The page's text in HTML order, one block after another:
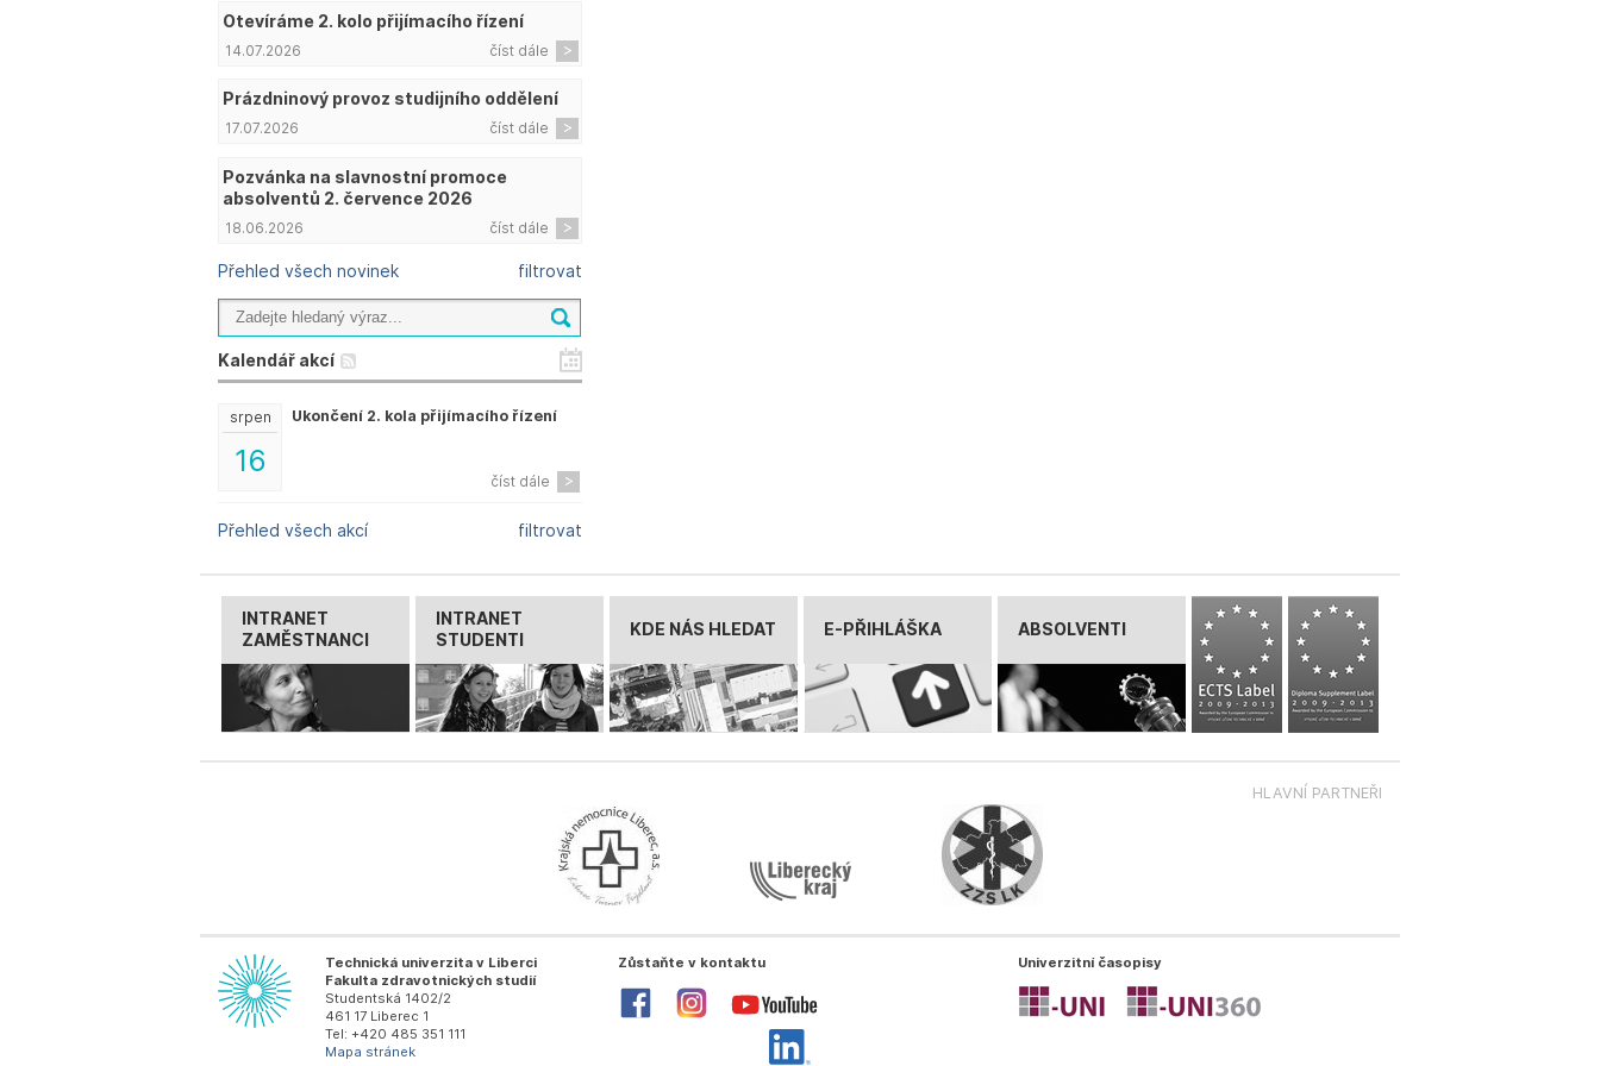
Otevíráme 2. kolo přijímacího řízení
číst dále
14.07.2026
Prázdninový provoz studijního oddělení
číst dále
17.07.2026
Pozvánka na slavnostní promoce
absolventů 2. července 2026
číst dále
18.06.2026
Přehled všech novinek filtrovat
Kalendář akcí
16
srpen Ukončení 2. kola přijímacího řízení
číst dále
Přehled všech akcí filtrovat
INTRANET
ZAMĚSTNANCI
INTRANET
STUDENTI
KDE NÁS HLEDAT E-PŘIHLÁŠKA ABSOLVENTI
HLAVNÍ PARTNEŘI
Technická univerzita v Liberci
Fakulta zdravotnických studií
Studentská 1402/2
461 17 Liberec 1
Tel: +420 485 351 111
Mapa stránek
Zůstaňte v kontaktu Univerzitní časopisy